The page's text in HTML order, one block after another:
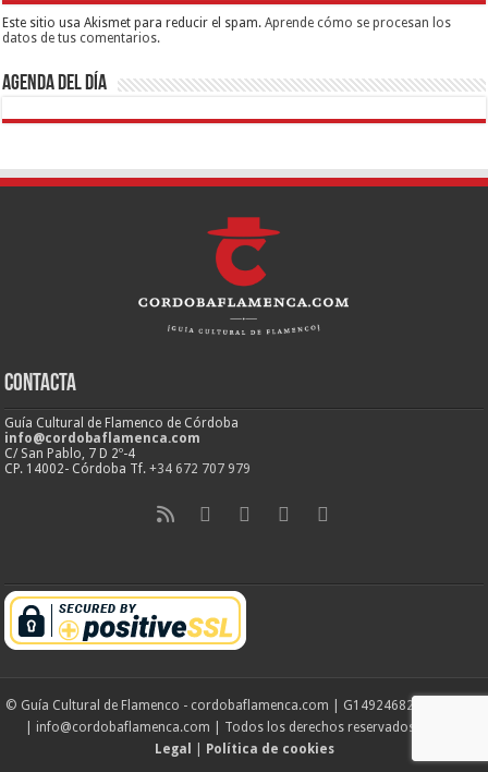
Este sitio usa Akismet para reducir el spam.Aprende cómo se procesan los
datos de tus comentarios.
Agenda del día
Contacta
Guía Cultural de Flamenco de Córdoba
info@cordobaflamenca.com
C/ San Pablo, 7 D 2º-4
CP. 14002- Córdoba Tf.+34 672 707 979
© Guía Cultural de Flamenco - cordobaflamenca.com | G14924682 | Córdoba
| info@cordobaflamenca.com | Todos los derechos reservados |
Legal
Política de cookies